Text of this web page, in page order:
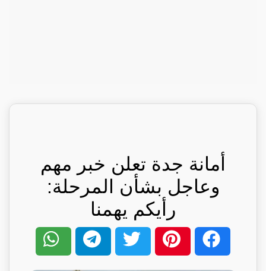
أمانة جدة تعلن خبر مهم
وعاجل بشأن المرحلة:
رأيكم يهمنا